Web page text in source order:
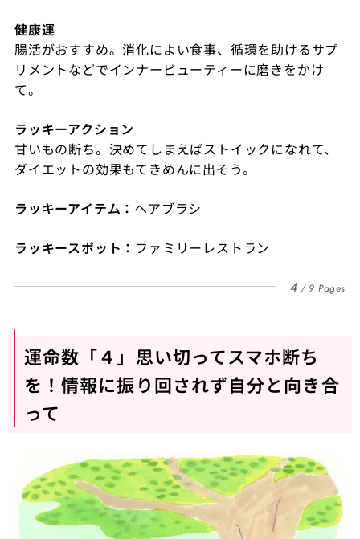
健康運
腸活がおすすめ。消化によい食事、循環を助けるサプ
リメントなどでインナービューティーに磨きをかけ
て。
ラッキーアクション
甘いもの断ち。決めてしまえばストイックになれて、
ダイエットの効果もてきめんに出そう。
ラッキーアイテム： ヘアブラシ
ラッキースポット： ファミリーレストラン
4 9 Pages
運命数「４」思い切ってスマホ断ち
を！情報に振り回されず自分と向き合
って